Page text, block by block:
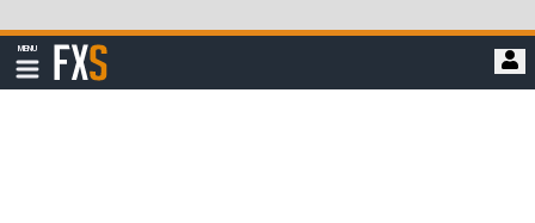
qua
đi
MENU
Hiển
thị
FXStreet